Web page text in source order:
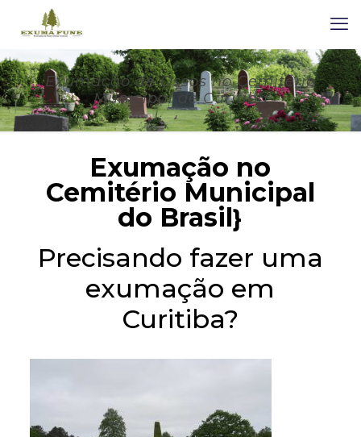
Exumação de Ossos no Cemitério
Municipal de Curitiba
Exumação no
Cemitério Municipal
do Brasil}
Precisando fazer uma
exumação em
Curitiba?